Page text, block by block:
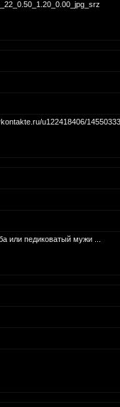
u122418406/
или педиковатый мужи ...